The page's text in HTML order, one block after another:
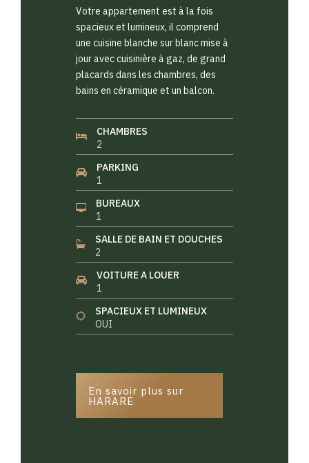
Votre appartement est à la fois
spacieux et lumineux, il comprend
une cuisine blanche sur blanc mise à
jour avec cuisinière à gaz, de grand
placards dans les chambres, des
bains en céramique et un balcon.
CHAMBRES
2
PARKING
1
BUREAUX
1
SALLE DE BAIN ET DOUCHES
2
VOITURE A LOUER
1
SPACIEUX ET LUMINEUX
OUI
En savoir plus sur
HARARE